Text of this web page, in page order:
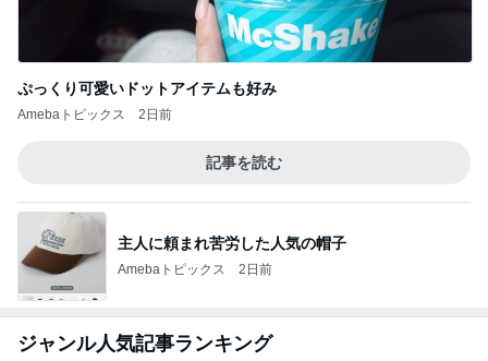
記事を読む
Amebaトピックス 2日前
ジャンル人気記事ランキング
子育て(ベビー)
1
実母と夫のムカつく発言。
毒親貧乏からハイスペ婚！年の差毒舌夫と妊活中